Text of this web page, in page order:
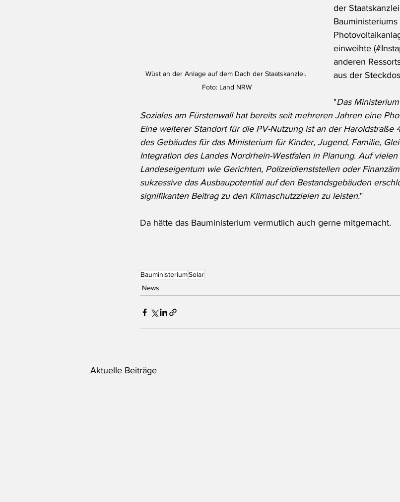
Wüst an der Anlage auf dem Dach der Staatskanzlei.
Foto: Land NRW
der
einweihte
anderen
aus der
"Das
Soziales am Fürstenwall hat bereits seit mehreren Jahren eine
Eine weiterer Standort für die PV-Nutzung ist an der Haroldstraße
des Gebäudes für das Ministerium für Kinder, Jugend, Familie,
Integration des Landes Nordrhein-Westfalen in Planung. Auf
Landeseigentum wie Gerichten, Polizeidienststellen oder
sukzessive das Ausbaupotential auf den Bestandsgebäuden
signifikanten Beitrag zu den Klimaschutzzielen zu leisten."
Da hätte das Bauministerium vermutlich auch gerne mitgemacht.
BauministeriumSolar
News
Aktuelle Beiträge